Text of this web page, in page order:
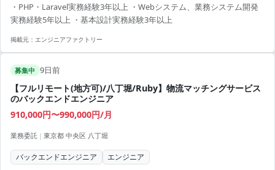
・PHP・Laravel実務経験3年以上 ・Webシステム、業務システム開発
実務経験5年以上 ・基本設計実務経験3年以上
掲載元： エンジニアファクトリー
募集中 9日前
【フルリモート(地方可)/八丁堀/Ruby】物流マッチングサービス
のバックエンドエンジニア
910,000円〜990,000円/月
業務委託 | 東京都 中央区 八丁堀
バックエンドエンジニア エンジニア